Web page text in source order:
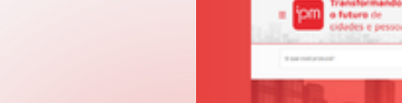
Recursos Humanos